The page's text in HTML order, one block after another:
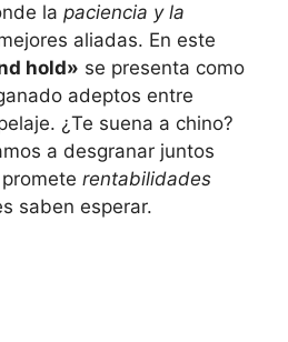
la paciencia ⁤y la
aliadas. En este‍
hold» se‌ presenta como⁤
adeptos ⁣entre
¿Te suena ⁣a chino?
a desgranar juntos
rentabilidades
‌saben esperar.